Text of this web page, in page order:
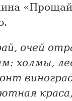
очей
холмы,
краса,